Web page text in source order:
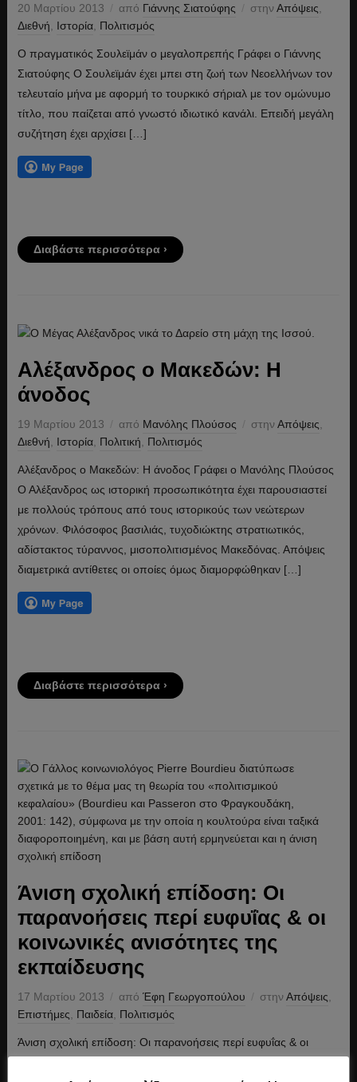
20 Μαρτίου 2013 από Γιάννης Σιατούφης στηνΑπόψεις
Διεθνή
Ιστορία, Πολιτισμός
Ο πραγματικός Σουλεϊμάν ο μεγαλοπρεπής Γράφει ο Γιάννης
Σιατούφης Ο Σουλεϊμάν έχει μπει στη ζωή των Νεοελλήνων τον
τελευταίο μήνα με αφορμή το τουρκικό σήριαλ με τον ομώνυμο
τίτλο, που παίζεται από γνωστό ιδιωτικό κανάλι. Επειδή μεγάλη
συζήτηση έχει αρχίσει […]
Διαβάστε περισσότερα ›
Αλέξανδρος ο Μακεδών: Η
άνοδος
19 Μαρτίου 2013 από Μανόλης Πλούσος στηνΑπόψεις
Διεθνή
Ιστορία, Πολιτική Πολιτισμός
Αλέξανδρος ο Μακεδών: Η άνοδος Γράφει ο Μανόλης Πλούσος
Ο Αλέξανδρος ως ιστορική προσωπικότητα έχει παρουσιαστεί
με πολλούς τρόπους από τους ιστορικούς των νεώτερων
χρόνων. Φιλόσοφος βασιλιάς, τυχοδιώκτης στρατιωτικός,
αδίστακτος τύραννος, μισοπολιτισμένος Μακεδόνας. Απόψεις
διαμετρικά αντίθετες οι οποίες όμως διαμορφώθηκαν […]
Διαβάστε περισσότερα ›
Άνιση σχολική επίδοση: Οι
παρανοήσεις περί ευφυΐας & οι
κοινωνικές ανισότητες της
εκπαίδευσης
17 Μαρτίου 2013 από Έφη Γεωργοπούλου στηνΑπόψεις
Επιστήμες
Παιδεία, Πολιτισμός
Άνιση σχολική επίδοση: Οι παρανοήσεις περί ευφυΐας & οι